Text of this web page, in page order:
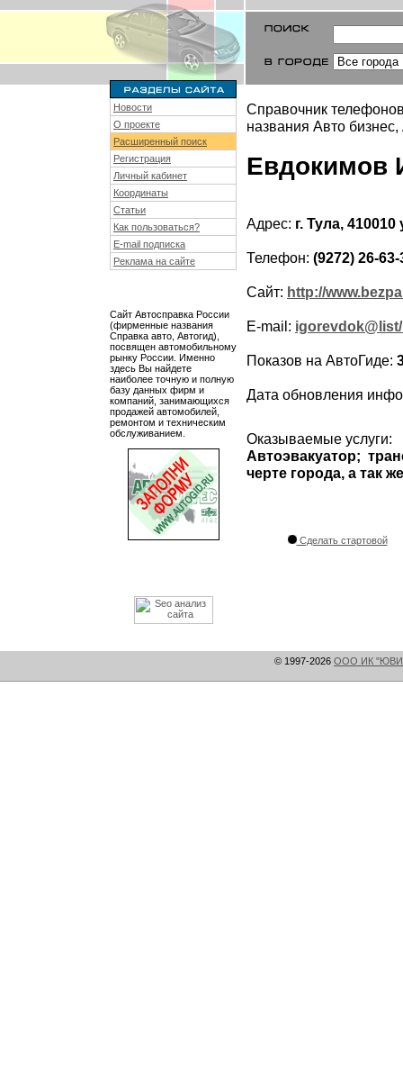
Новости
О проекте
Расширенный поиск
Регистрация
Личный кабинет
Координаты
Статьи
Как пользоваться?
E-mail подписка
Реклама на сайте
Сайт Автосправка России
(фирменные названия
Справка авто, Автогид),
посвящен автомобильному
рынку России. Именно
здесь Вы найдете
наиболее точную и полную
базу данных фирм и
компаний, занимающихся
продажей автомобилей,
ремонтом и техническим
обслуживанием.
Справочник
названия Авто
Евдокимов
Адрес: г. Тула,
Телефон: (9272) 26-63-
Сайт: http://
E-mail:
Показов на АвтоГиде:
Дата обновления
Оказываемые услуги:
Автоэвакуатор;
черте города, а так
Сделать стартовой
© 1997-2026 ООО ИК